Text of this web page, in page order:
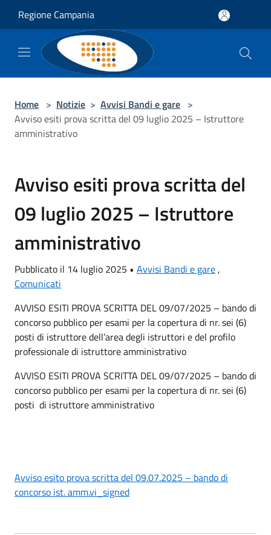
Regione Campania
Home > Notizie > Avvisi Bandi e gare >
Avviso esiti prova scritta del 09 luglio 2025 – Istruttore
amministrativo
Avviso esiti prova scritta del
09 luglio 2025 – Istruttore
amministrativo
Pubblicato il 14 luglio 2025 • Avvisi Bandi e gare ,
Comunicati
AVVISO ESITI PROVA SCRITTA DEL 09/07/2025 – bando di
concorso pubblico per esami per la copertura di nr. sei (6)
posti di istruttore dell’area degli istruttori e del profilo
professionale di istruttore amministrativo
AVVISO ESITI PROVA SCRITTA DEL 09/07/2025 – bando di
concorso pubblico per esami per la copertura di nr. sei (6)
posti di istruttore amministrativo
Avviso esito prova scritta del 09.07.2025 – bando di
concorso ist. amm.vi_signed